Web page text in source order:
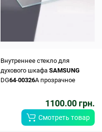
Внутреннее стекло для
духового шкафа SAMSUNG
DG64-00326A прозрачное
1100.00 грн.
Смотреть товар